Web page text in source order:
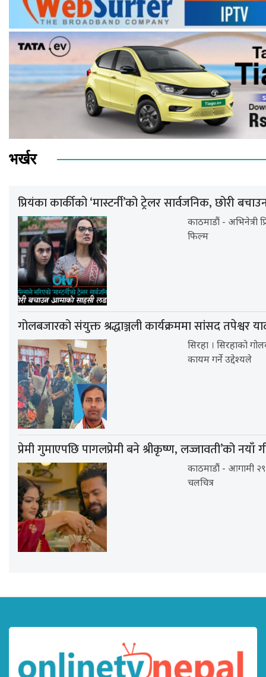
भर्खर
प्रियंका कार्कीको ‘मास्टर्नी’को ट्रेलर सार्वजनिक, छोरी
काठमाडौं - अभिनेत्री
फिल्म
गोलबजारको संयुक्त श्रद्धाञ्जली कार्यक्रममा सांसद तपेश्वर
सिरहा । सिरहाको
कायम गर्ने उद्देश्यले
प्रेमी गुमाएपछि पागलप्रेमी बने श्रीकृष्ण, लज्जावती’को नयाँ
काठमाडौं - आगामी
चलचित्र